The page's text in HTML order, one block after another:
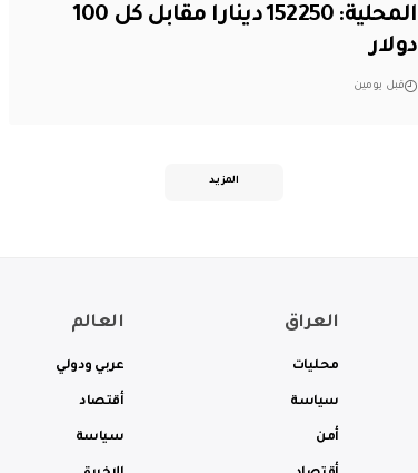
المحلية: 152250 دينارا مقابل كل 100
دولار
قبل يومين
المزيد
العراق
محليات
سياسة
أمن
العالم
عربي ودولي
أقتصاد
سياسة